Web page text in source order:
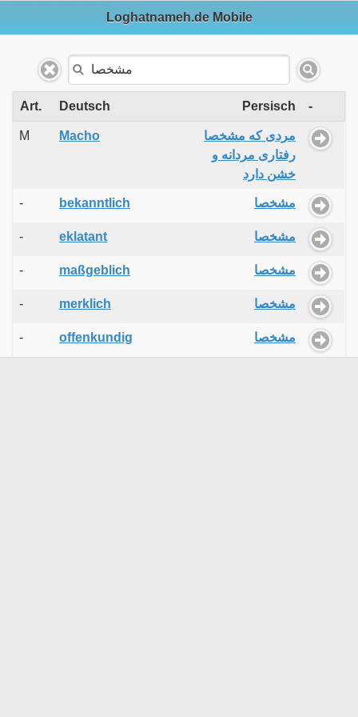
Loghatnameh.de Mobile
Art. Deutsch Persisch -
M Macho
مردی که مشخصا
رفتاری مردانه و
خشن دارد
- bekanntlich مشخصا
- eklatant مشخصا
- maßgeblich مشخصا
- merklich مشخصا
- offenkundig مشخصا